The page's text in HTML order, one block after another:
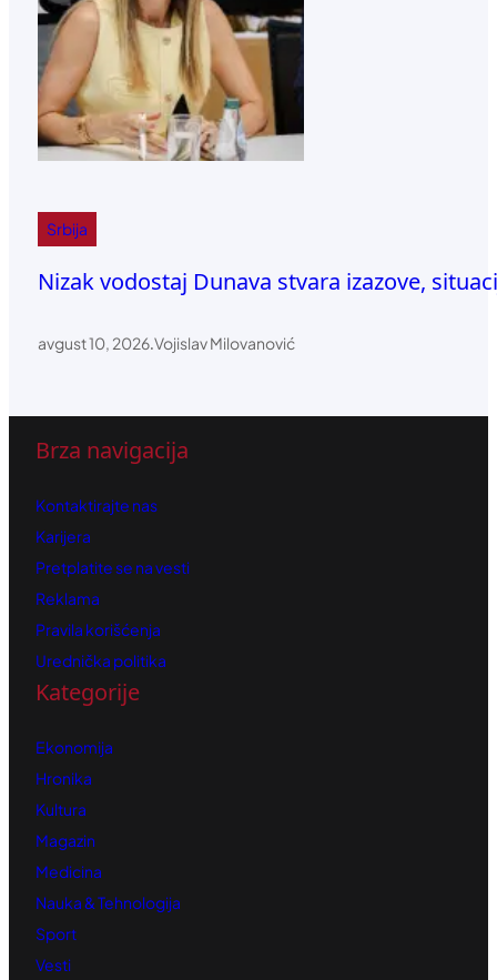
Srbija
Nizak vodostaj Dunava stvara izazove,
avgust 10, 2026.Vojislav Milovanović
Brza navigacija
Kontaktirajte nas
Karijera
Pretplatite se na vesti
Reklama
Pravila korišćenja
Urednička politika
Kategorije
Ekonomija
Hronika
Kultura
Magazin
Medicina
Nauka & Tehnologija
Sport
Vesti